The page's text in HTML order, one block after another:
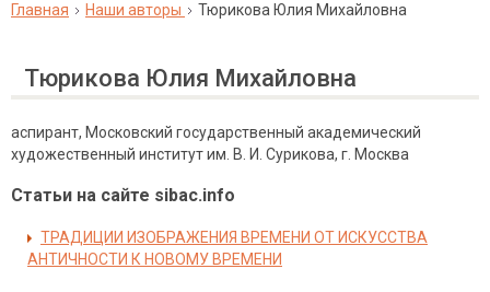
Главная Наши авторы Тюрикова Юлия Михайловна
Тюрикова Юлия Михайловна
аспирант, Московский государственный академический
художественный институт им. В. И. Сурикова, г. Москва
Статьи на сайте sibac.info
ТРАДИЦИИ ИЗОБРАЖЕНИЯ ВРЕМЕНИ ОТ ИСКУССТВА
АНТИЧНОСТИ К НОВОМУ ВРЕМЕНИ